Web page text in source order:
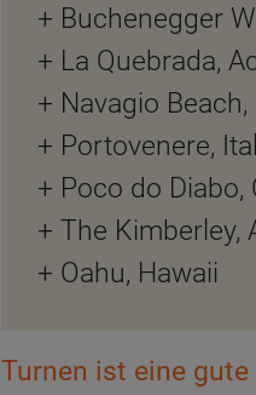
+ Buchenegger
+ La Quebrada,
+ Navagio
+ Portovenere,
+ Poco do Diabo,
+ The Kimberley,
+ Oahu, Hawaii
Turnen ist eine gute